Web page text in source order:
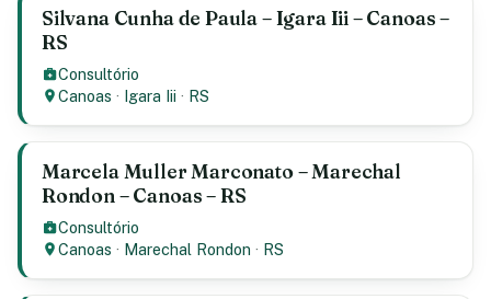
Silvana Cunha de Paula – Igara Iii – Canoas –
RS
Consultório
Canoas · Igara Iii · RS
Marcela Muller Marconato – Marechal
Rondon – Canoas – RS
Consultório
Canoas · Marechal Rondon · RS